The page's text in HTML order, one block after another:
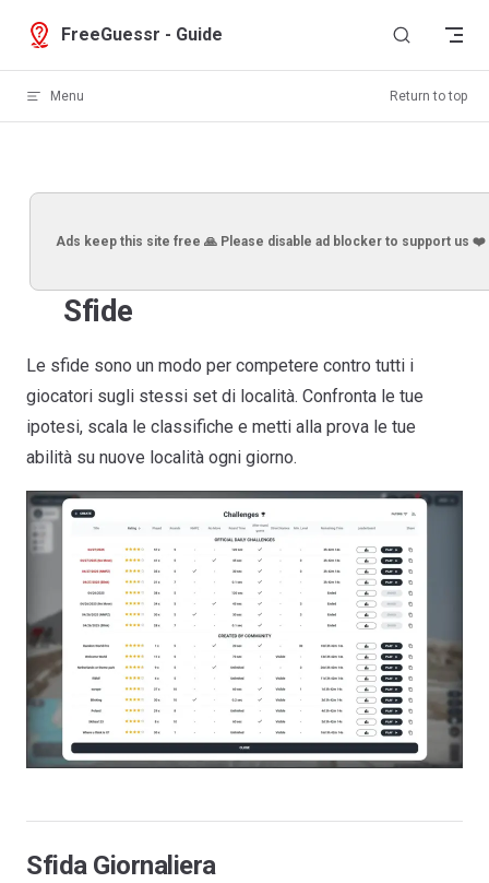
Skip to content
FreeGuessr - Guide
Menu Return to top
Ads keep this site free 🙏 Please disable ad blocker to support us ❤️
Sfide
Le sfide sono un modo per competere contro tutti i
giocatori sugli stessi set di località. Confronta le tue
ipotesi, scala le classifiche e metti alla prova le tue
abilità su nuove località ogni giorno.
Sfida Giornaliera